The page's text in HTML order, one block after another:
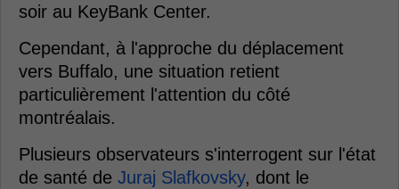
soir au KeyBank Center.
Cependant, à l'approche du déplacement
vers Buffalo, une situation retient
particulièrement l'attention du côté
montréalais.
Plusieurs observateurs s'interrogent sur l'état
de santé de Juraj Slafkovsky, dont le